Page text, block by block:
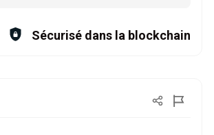
Sécurisé dans la blockchain